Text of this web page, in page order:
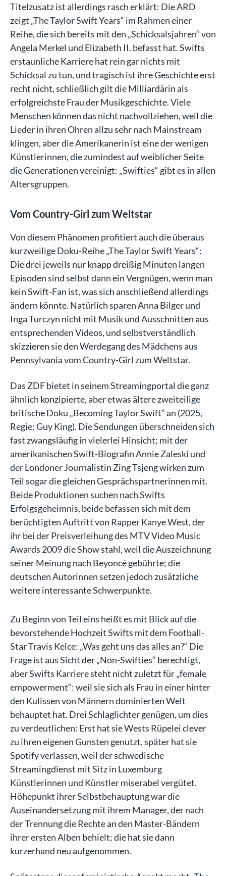
Titelzusatz ist allerdings rasch erklärt: Die ARD
zeigt „The Taylor Swift Years“ im Rahmen einer
Reihe, die sich bereits mit den „Schicksalsjahren“ von
Angela Merkel und Elizabeth II. befasst hat. Swifts
erstaunliche Karriere hat rein gar nichts mit
Schicksal zu tun, und tragisch ist ihre Geschichte erst
recht nicht, schließlich gilt die Milliardärin als
erfolgreichste Frau der Musikgeschichte. Viele
Menschen können das nicht nachvollziehen, weil die
Lieder in ihren Ohren allzu sehr nach Mainstream
klingen, aber die Amerikanerin ist eine der wenigen
Künstlerinnen, die zumindest auf weiblicher Seite
die Generationen vereinigt: „Swifties“ gibt es in allen
Altersgruppen.
Vom Country-Girl zum Weltstar
Von diesem Phänomen profitiert auch die überaus
kurzweilige Doku-Reihe „The Taylor Swift Years“:
Die drei jeweils nur knapp dreißig Minuten langen
Episoden sind selbst dann ein Vergnügen, wenn man
kein Swift-Fan ist, was sich anschließend allerdings
ändern könnte. Natürlich sparen Anna Bilger und
Inga Turczyn nicht mit Musik und Ausschnitten aus
entsprechenden Videos, und selbstverständlich
skizzieren sie den Werdegang des Mädchens aus
Pennsylvania vom Country-Girl zum Weltstar.
Das ZDF bietet in seinem Streamingportal die ganz
ähnlich konzipierte, aber etwas ältere zweiteilige
britische Doku „Becoming Taylor Swift“ an (2025,
Regie: Guy King). Die Sendungen überschneiden sich
fast zwangsläufig in vielerlei Hinsicht; mit der
amerikanischen Swift-Biografin Annie Zaleski und
der Londoner Journalistin Zing Tsjeng wirken zum
Teil sogar die gleichen Gesprächspartnerinnen mit.
Beide Produktionen suchen nach Swifts
Erfolgsgeheimnis, beide befassen sich mit dem
berüchtigten Auftritt von Rapper Kanye West, der
ihr bei der Preisverleihung des MTV Video Music
Awards 2009 die Show stahl, weil die Auszeichnung
seiner Meinung nach Beyoncé gebührte; die
deutschen Autorinnen setzen jedoch zusätzliche
weitere interessante Schwerpunkte.
Zu Beginn von Teil eins heißt es mit Blick auf die
bevorstehende Hochzeit Swifts mit dem Football-
Star Travis Kelce: „Was geht uns das alles an?“ Die
Frage ist aus Sicht der „Non-Swifties“ berechtigt,
aber Swifts Karriere steht nicht zuletzt für „female
empowerment“: weil sie sich als Frau in einer hinter
den Kulissen von Männern dominierten Welt
behauptet hat. Drei Schlaglichter genügen, um dies
zu verdeutlichen: Erst hat sie Wests Rüpelei clever
zu ihren eigenen Gunsten genutzt, später hat sie
Spotify verlassen, weil der schwedische
Streamingdienst mit Sitz in Luxemburg
Künstlerinnen und Künstler miserabel vergütet.
Höhepunkt ihrer Selbstbehauptung war die
Auseinandersetzung mit ihrem Manager, der nach
der Trennung die Rechte an den Master-Bändern
ihrer ersten Alben behielt; die hat sie dann
kurzerhand neu aufgenommen.